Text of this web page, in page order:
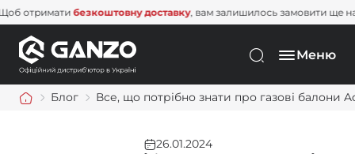
безкоштовну доставку, вам залишилось замовити ще на1 500
Меню
Блог Все, що потрібно знати про газові балони
26.01.2024